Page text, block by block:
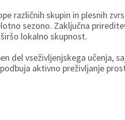
različnih skupin in plesnih
sezono. Zaključna
lokalno skupnost.
del vseživljenjskega učenja,
aktivno preživljanje